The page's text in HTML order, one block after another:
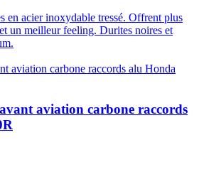
en acier inoxydable tressé. Offrent plus
un meilleur feeling. Durites noires et
aviation carbone raccords